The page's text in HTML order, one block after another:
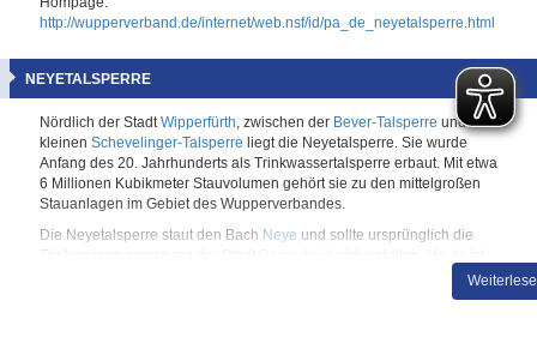
http://wupperverband.de/internet/web.nsf/id/pa_de_neyetalsperre.html
NEYETALSPERRE
Nördlich der StadtWipperfürth, zwischen der Bever-Talsperre und der
kleinen Schevelinger-Talsperre liegt die Neyetalsperre. Sie wurde
Anfang des 20. Jahrhunderts als Trinkwassertalsperre erbaut. Mit etwa
6 Millionen Kubikmeter Stauvolumen gehört sie zu den mittelgroßen
Stauanlagen im Gebiet des Wupperverbandes.
Die Neyetalsperre staut den Bach Neye und sollte ursprünglich die
Trinkwasserversorgung der Stadt Remscheid
sicherstellen. Heute ist
verbunden. Seit 2004